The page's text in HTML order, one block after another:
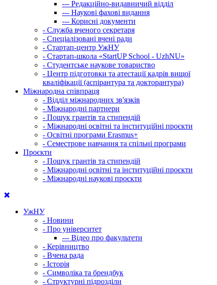
--- Редакційно-видавничий відділ
--- Наукові фахові видання
--- Корисні документи
- Служба вченого секретаря
- Спеціалізовані вчені ради
- Стартап-центр УжНУ
- Стартап-школа «StartUP School - UzhNU»
- Студентське наукове товариство
- Центр підготовки та атестації кадрів вищої
кваліфікації (аспірантура та докторантура)
Міжнародна співпраця
- Відділ міжнародних зв'язків
- Міжнародні партнери
- Пошук грантів та стипендій
- Міжнародні освітні та інституційні проєкти
- Освітні програми Erasmus+
- Семестрове навчання та спільні програми
Проєкти
- Пошук грантів та стипендій
- Міжнародні освітні та інституційні проєкти
- Міжнародні наукові проєкти
УжНУ
- Новини
- Про університет
--- Відео про факультети
- Керівництво
- Вчена рада
- Історія
- Символіка та брендбук
- Структурні підрозділи